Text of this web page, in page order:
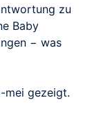
zu
Baby
− was
mei gezeigt.